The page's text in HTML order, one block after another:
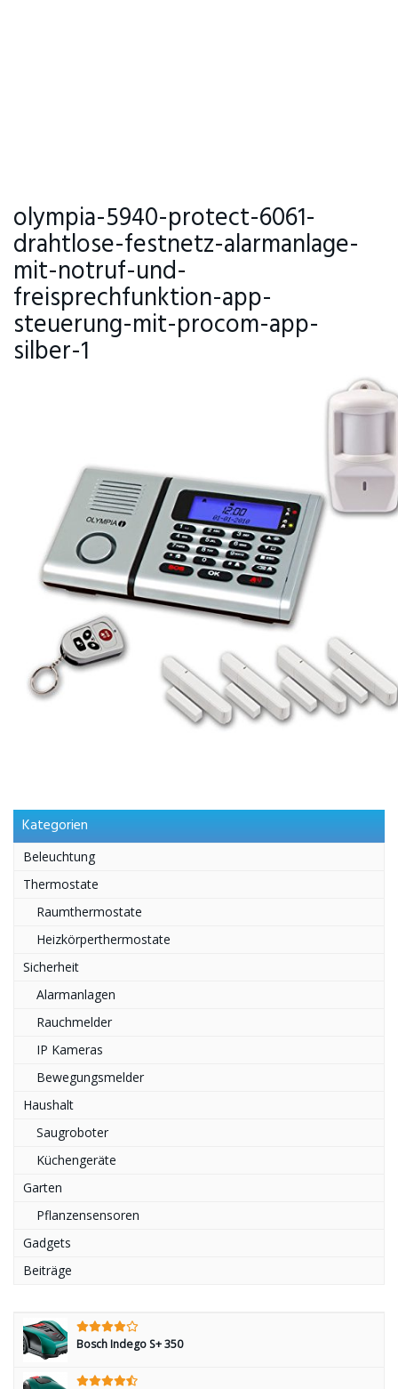
olympia-5940-protect-6061-
drahtlose-festnetz-alarmanlage-
mit-notruf-und-
freisprechfunktion-app-
steuerung-mit-procom-app-
silber-1
Kategorien
Beleuchtung
Thermostate
Raumthermostate
Heizkörperthermostate
Sicherheit
Alarmanlagen
Rauchmelder
IP Kameras
Bewegungsmelder
Haushalt
Saugroboter
Küchengeräte
Garten
Pflanzensensoren
Gadgets
Beiträge
Bosch Indego S+ 350